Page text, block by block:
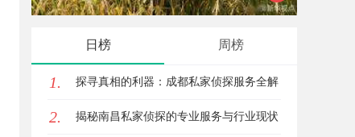
日榜 周榜
1. 探寻真相的利器：成都私家侦探服务全解
析
2. 揭秘南昌私家侦探的专业服务与行业现状